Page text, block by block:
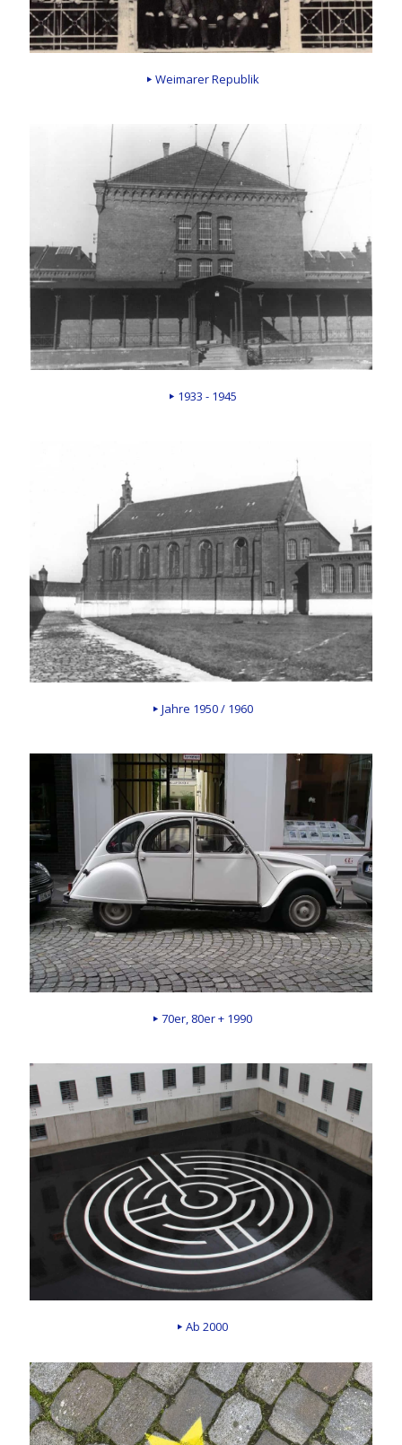
Weimarer Republik
1933 - 1945
Jahre 1950 / 1960
70er, 80er + 1990
Ab 2000